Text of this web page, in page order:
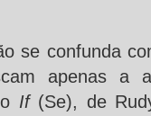
se confunda
apenas a
If(Se), de